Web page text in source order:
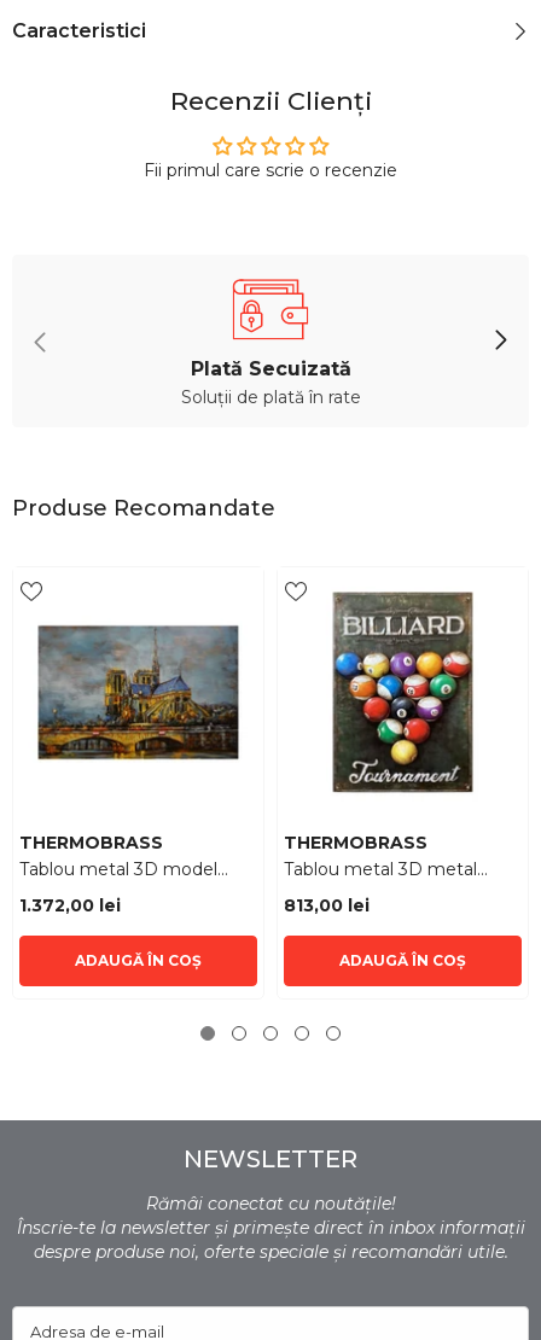
Caracteristici
Recenzii Clienți
Fii primul care scrie o recenzie
Plată Secuizată
Soluții de plată în rate
Produse Recomandate
Furnizor:
THERMOBRASS
Tablou metal 3D model
cm
1.372,00 lei
ADAUGĂ ÎN COȘ
Furnizor:
THERMOBRASS
Tablou metal 3D metal
813,00 lei
ADAUGĂ ÎN COȘ
NEWSLETTER
Rămâi conectat cu noutățile!
Înscrie-te la newsletter și primește direct în inbox informații
despre produse noi, oferte speciale și recomandări utile.
Adresa de e-mail